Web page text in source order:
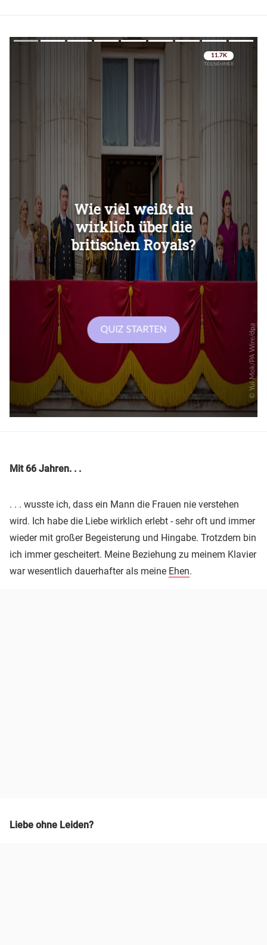
Überspringen
Mit 66 Jahren. . .
. . . wusste ich, dass ein Mann die Frauen nie verstehen
wird. Ich habe die Liebe wirklich erlebt - sehr oft und immer
wieder mit großer Begeisterung und Hingabe. Trotzdem bin
ich immer gescheitert. Meine Beziehung zu meinem Klavier
war wesentlich dauerhafter als meine Ehen.
Liebe ohne Leiden?